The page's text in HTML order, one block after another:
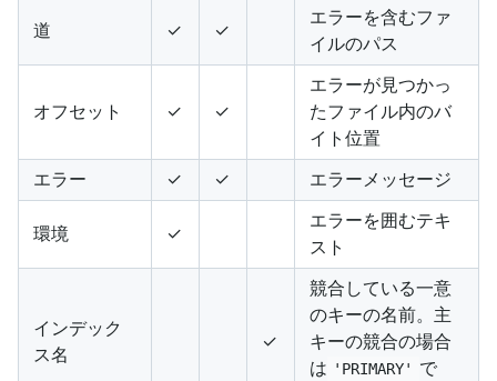
道 ✓ ✓
エラーを含むファ
イルのパス
オフセット ✓ ✓
エラーが見つかっ
たファイル内のバ
イト位置
エラー
✓ ✓ エラーメッセージ
環境 ✓
エラーを囲むテキ
スト
インデック
ス名
✓
競合している一意
のキーの名前。主
キーの競合の場合
は 'PRIMARY'
で